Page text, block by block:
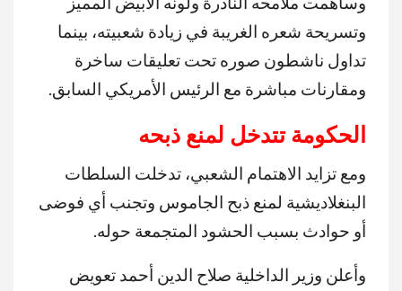
وتسريحة شعره الغريبة في زيادة شعبيته، بينما
تداول ناشطون صوره تحت تعليقات ساخرة
ومقارنات مباشرة مع الرئيس الأمريكي السابق.
الحكومة تتدخل لمنع ذبحه
ومع تزايد الاهتمام الشعبي، تدخلت السلطات
البنغلاديشية لمنع ذبح الجاموس وتجنب أي فوضى
أو حوادث بسبب الحشود المتجمعة حوله.
وأعلن وزير الداخلية صلاح الدين أحمد تعويض